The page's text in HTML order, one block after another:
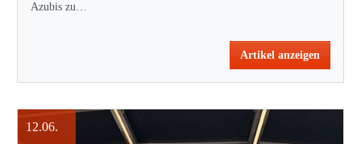
Azubis zu…
Artikel anzeigen
12.06.